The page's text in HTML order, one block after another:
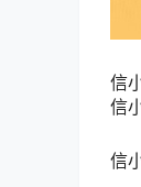
信
信
信